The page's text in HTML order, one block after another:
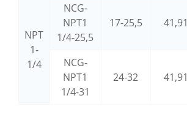
NPT
1-
1/4
NCG-
NPT1
1/4-25,5
17-25,5 41,91
NCG-
NPT1
1/4-31
24-32 41,91